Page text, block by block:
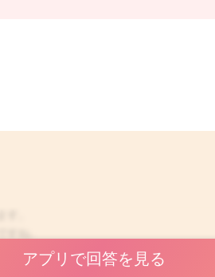
計算をしてみると
アプリで回答を見る